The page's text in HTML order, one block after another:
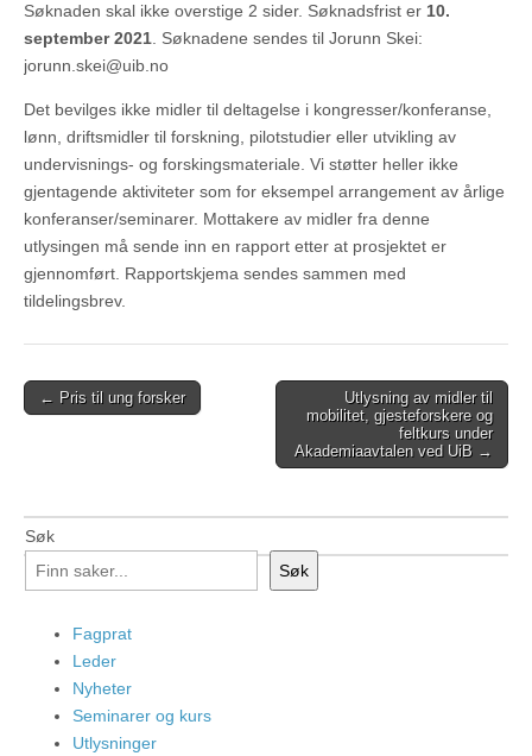
Søknaden skal ikke overstige 2 sider. Søknadsfrist er 10.
september 2021. Søknadene sendes til Jorunn Skei:
jorunn.skei@uib.no
Det bevilges ikke midler til deltagelse i kongresser/konferanse,
lønn, driftsmidler til forskning, pilotstudier eller utvikling av
undervisnings- og forskingsmateriale. Vi støtter heller ikke
gjentagende aktiviteter som for eksempel arrangement av årlige
konferanser/seminarer. Mottakere av midler fra denne
utlysingen må sende inn en rapport etter at prosjektet er
gjennomført. Rapportskjema sendes sammen med
tildelingsbrev.
Post
← Pris til ung forsker
Utlysning av midler til
mobilitet, gjesteforskere og
feltkurs under
Akademiaavtalen ved UiB →
Søk
Søk
Fagprat
Leder
Nyheter
Seminarer og kurs
Utlysninger